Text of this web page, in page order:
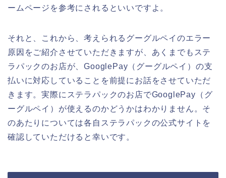
ームページを参考にされるといいですよ。
それと、これから、考えられるグーグルペイのエラー
原因をご紹介させていただきますが、あくまでもステ
ラパックのお店が、GooglePay（グーグルペイ）の支
払いに対応していることを前提にお話をさせていただ
きます。実際にステラパックのお店でGooglePay（グ
ーグルペイ）が使えるのかどうかはわかりません。そ
のあたりについては各自ステラパックの公式サイトを
確認していただけると幸いです。